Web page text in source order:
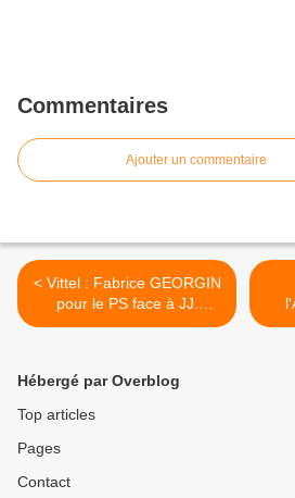
Commentaires
Ajouter un commentaire
< Vittel : Fabrice GEORGIN
pour le PS face à JJ.
GAULTIER
Hébergé par Overblog
Top articles
Pages
Contact